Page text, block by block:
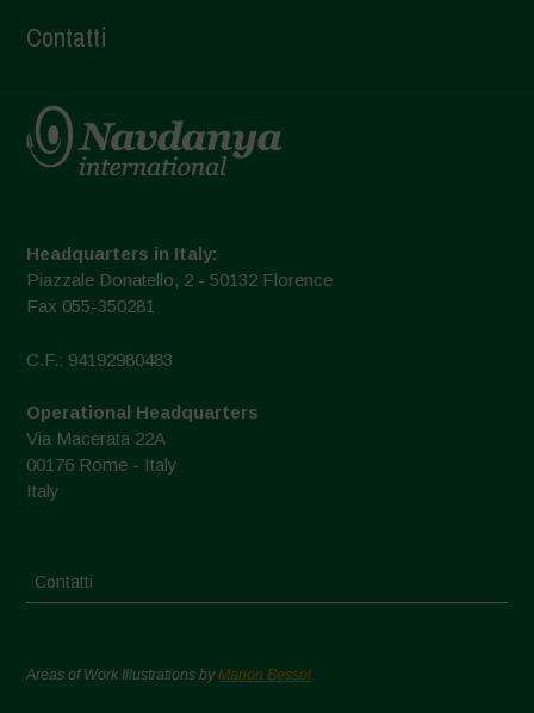
Contatti
Headquarters in Italy:
Piazzale Donatello, 2 - 50132 Florence
Fax 055-350281
C.F.: 94192980483
Operational Headquarters
Via Macerata 22A
00176 Rome - Italy
Italy
Contatti
Areas of Work Illustrations byMarion Bessol